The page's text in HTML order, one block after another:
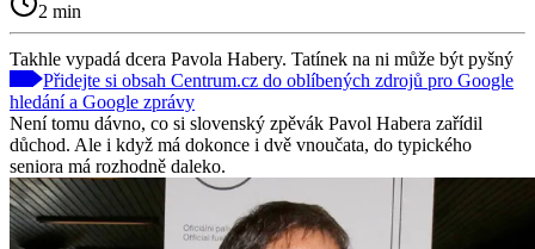
2 min
Takhle vypadá dcera Pavola Habery. Tatínek na ni může být pyšný
Přidejte si obsah Centrum.cz do oblíbených zdrojů pro Google
hledání a Google zprávy
Není tomu dávno, co si slovenský zpěvák Pavol Habera zařídil
důchod. Ale i když má dokonce i dvě vnoučata, do typického
seniora má rozhodně daleko.